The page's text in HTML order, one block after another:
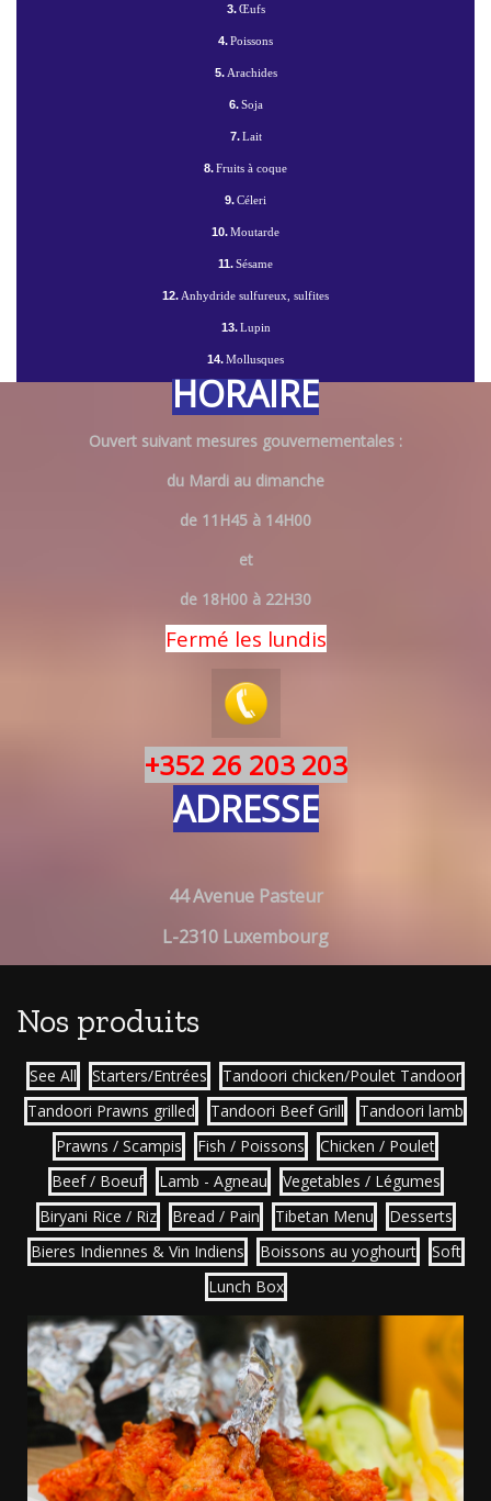
3.Œufs
4.Poissons
5. Arachides
6.Soja
7.Lait
8.Fruits à coque
9.Céleri
10.Moutarde
11.Sésame
12. Anhydride sulfureux, sulfites
13.Lupin
14.Mollusques
HORAIRE
Ouvert suivant mesures gouvernementales :
du Mardi au dimanche
de 11H45 à 14H00
et
de 18H00 à 22H30
Fermé les lundis
+352 26 203 203
ADRESSE
44 Avenue Pasteur
L-2310 Luxembourg
Nos produits
See All Starters/Entrées
Tandoori chicken/Poulet Tandoor
Tandoori Prawns grilled
Tandoori Beef Grill
Tandoori lamb
Prawns / Scampis
Fish / Poissons
Chicken / Poulet
Beef / Boeuf
Lamb - Agneau
Vegetables / Légumes
Biryani Rice / Riz
Bread / Pain Tibetan Menu
Desserts
Bieres Indiennes & Vin Indiens
Boissons au yoghourt
Soft
Lunch Box